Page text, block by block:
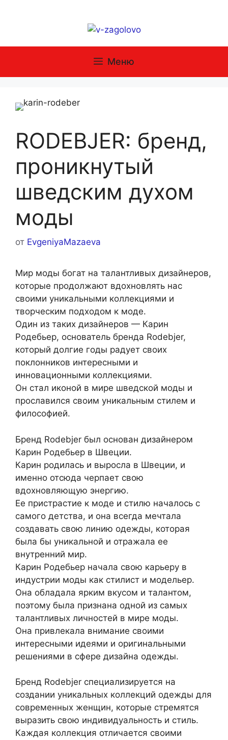
Меню
RODEBJER: бренд,
проникнутый
шведским духом
моды
от EvgeniyaMazaeva
Мир моды богат на талантливых дизайнеров,
которые продолжают вдохновлять нас
своими уникальными коллекциями и
творческим подходом к моде.
Один из таких дизайнеров — Карин
Родебьер, основатель бренда Rodebjer,
который долгие годы радует своих
поклонников интересными и
инновационными коллекциями.
Он стал иконой в мире шведской моды и
прославился своим уникальным стилем и
философией.
Бренд Rodebjer был основан дизайнером
Карин Родебьер в Швеции.
Карин родилась и выросла в Швеции, и
именно отсюда черпает свою
вдохновляющую энергию.
Ее пристрастие к моде и стилю началось с
самого детства, и она всегда мечтала
создавать свою линию одежды, которая
была бы уникальной и отражала ее
внутренний мир.
Карин Родебьер начала свою карьеру в
индустрии моды как стилист и модельер.
Она обладала ярким вкусом и талантом,
поэтому была признана одной из самых
талантливых личностей в мире моды.
Она привлекала внимание своими
интересными идеями и оригинальными
решениями в сфере дизайна одежды.
Бренд Rodebjer специализируется на
создании уникальных коллекций одежды для
современных женщин, которые стремятся
выразить свою индивидуальность и стиль.
Каждая коллекция отличается своими